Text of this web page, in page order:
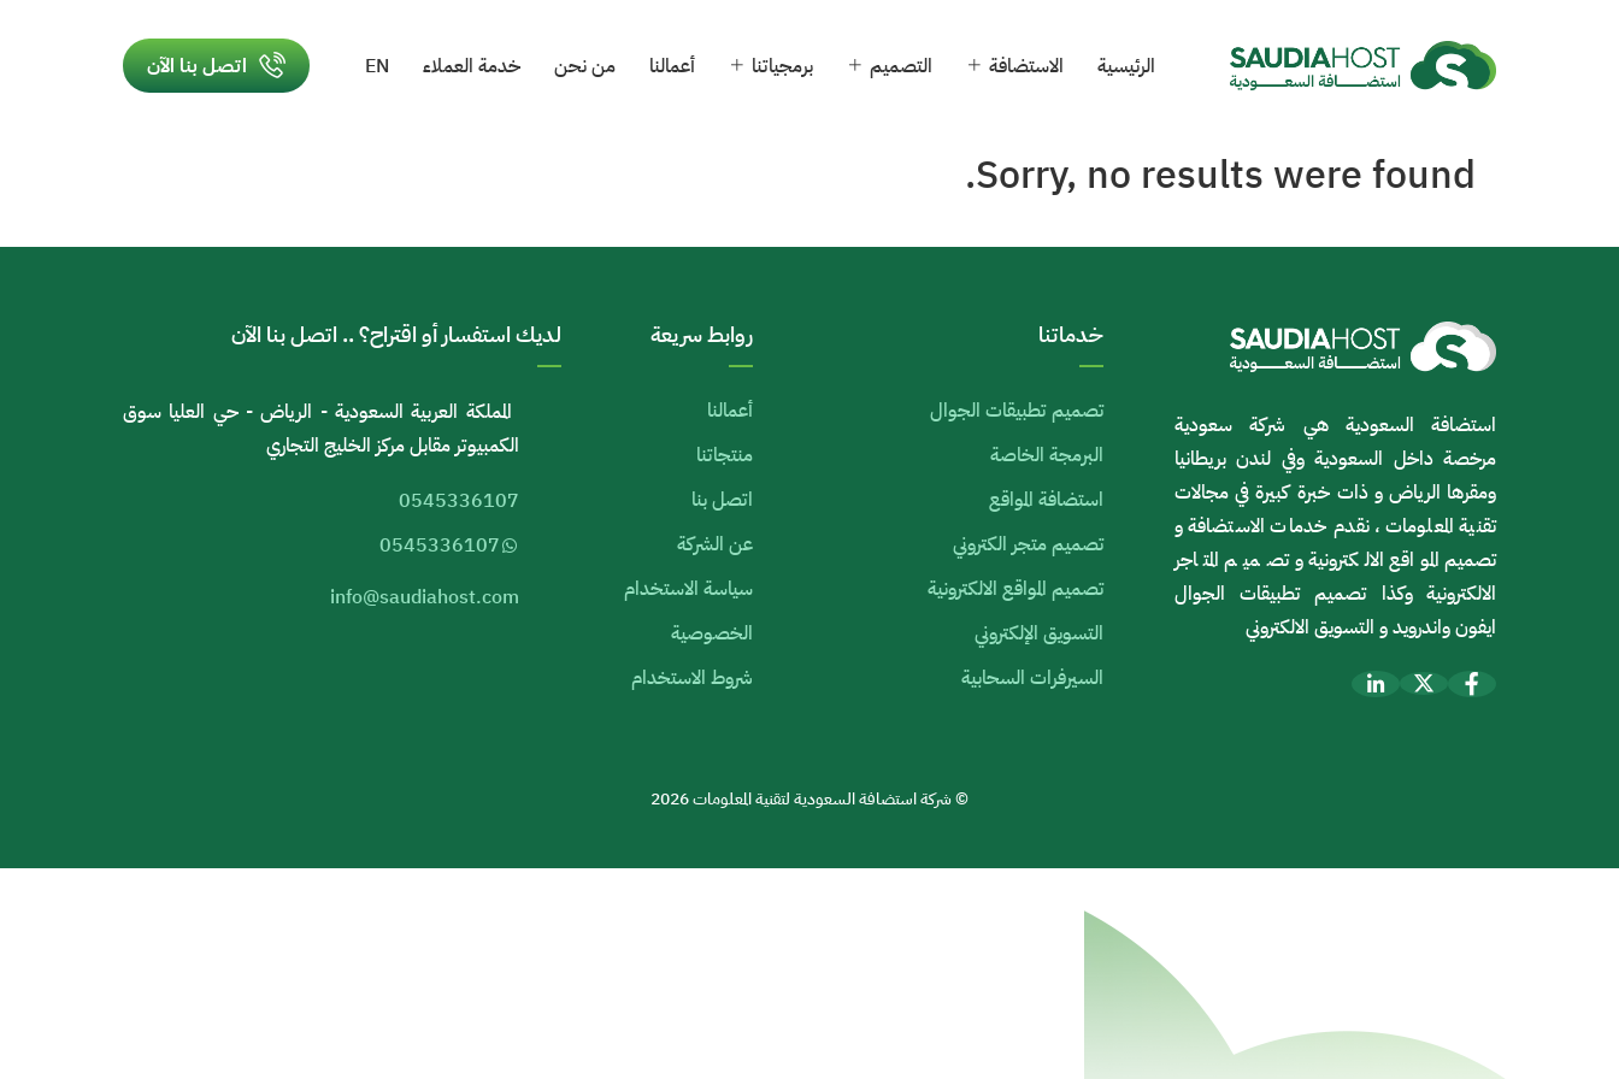
الرئيسية الاستضافة التصميم برمجياتنا أعمالنا من نحن خدمة العملاء EN اتصل بنا الآن
Sorry, no results were found.
استضافة السعودية هي شركة سعودية
مرخصة داخل السعودية وفي لندن بريطانيا
ومقرها الرياض و ذات خبرة كبيرة في مجالات
تقنية المعلومات ، نقدم خدمات الاستضافة و
تصميم المواقع الالكترونية و تصميم المتاجر
الالكترونية وكذا تصميم تطبيقات الجوال
ايفون واندرويد و التسويق الالكتروني
خدماتنا
تصميم تطبيقات الجوال
البرمجة الخاصة
استضافة المواقع
تصميم متجر الكتروني
تصميم المواقع الالكترونية
التسويق الإلكتروني
السيرفرات السحابية
روابط سريعة
أعمالنا
منتجاتنا
اتصل بنا
عن الشركة
سياسة الاستخدام
الخصوصية
شروط الاستخدام
لديك استفسار أو اقتراح؟ .. اتصل بنا الآن
المملكة العربية السعودية - الرياض - حي العليا سوق
الكمبيوتر مقابل مركز الخليج التجاري
0545336107
0545336107
info@saudiahost.com
© شركة استضافة السعودية لتقنية المعلومات 2026